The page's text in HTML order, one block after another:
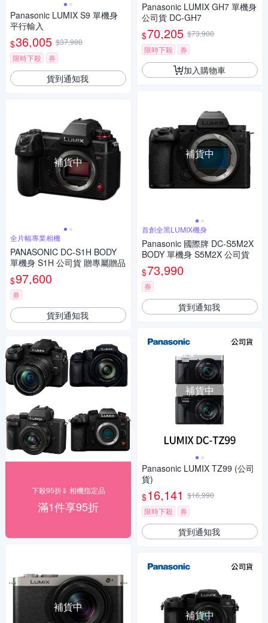
Panasonic LUMIX S9 單機身
平行輸入
$36,005 $37,900
限時下殺
券
貨到通知我
補貨中
全片幅專業相機
PANASONIC DC-S1H BODY
單機身 S1H 公司貨 贈專屬贈品
$97,600
券
貨到通知我
下殺95折⇓ 相機指定品
滿1件享95折
補貨中
Panasonic LUMIX GH7 單機身
公司貨 DC-GH7
$70,205 $73,900
限時下殺
券
加入購物車
補貨中
首創全黑LUMIX機身
Panasonic 國際牌 DC-S5M2X
BODY 單機身 S5M2X 公司貨
$73,990
券
貨到通知我
補貨中
Panasonic LUMIX TZ99 (公司
貨)
$16,141 $16,990
限時下殺
券
貨到通知我
補貨中